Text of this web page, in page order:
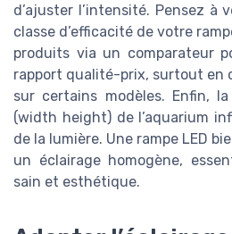
d’ajuster l’intensité. Pensez à
classe d’efficacité de votre
produits via un comparateur
rapport qualité-prix, surtout en
sur certains modèles. Enfin,
(width height) de l’aquarium
de la lumière. Une rampe LED
un éclairage homogène,
sain et esthétique.